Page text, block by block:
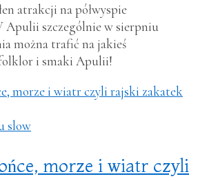
atrakcji na półwyspie
Apulii szczególnie w sierpniu
można trafić na jakieś
i smaki Apulii!
slow
morze i wiatr czyli